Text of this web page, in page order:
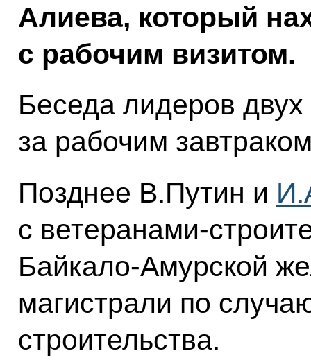
Алиева, который
с рабочим визитом.
Беседа лидеров
за рабочим
Позднее В.Путин и
с ветеранами-
Байкало-Амурской
магистрали по
строительства.